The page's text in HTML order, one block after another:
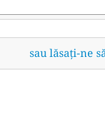
sau lăsați-ne